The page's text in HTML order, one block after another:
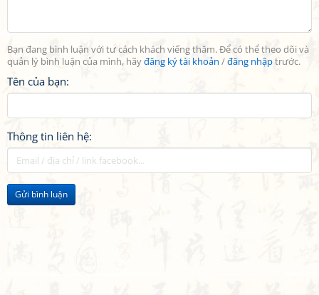
Bạn đang bình luận với tư cách khách viếng thăm. Để có thể theo dõi và
quản lý bình luận của mình, hãyđăng ký tài khoản /đăng nhậptrước.
Tên của bạn:
Thông tin liên hệ:
Gửi bình luận